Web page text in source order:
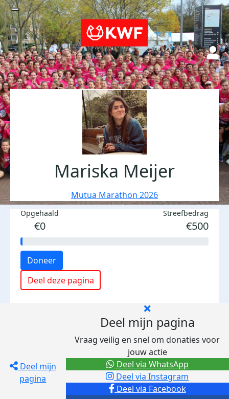
Mariska Meijer
Mutua Marathon 2026
Opgehaald
€0
Streefbedrag
€500
Doneer
Deel deze pagina
Deel mijn
pagina
Deel mijn pagina
Vraag veilig en snel om donaties voor
jouw actie
Deel via Facebook
Deel via Instagram
Deel via WhatsApp